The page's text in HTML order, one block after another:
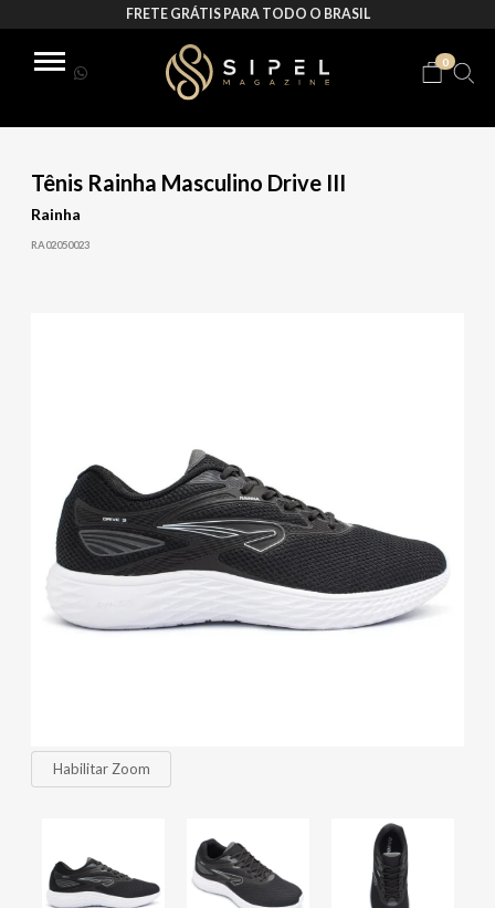
FRETE GRÁTIS PARA TODO O BRASIL
0
Tênis Rainha Masculino Drive III
Rainha
RA02050023
Habilitar Zoom